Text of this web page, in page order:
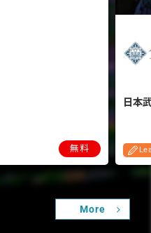
無料
日本
More